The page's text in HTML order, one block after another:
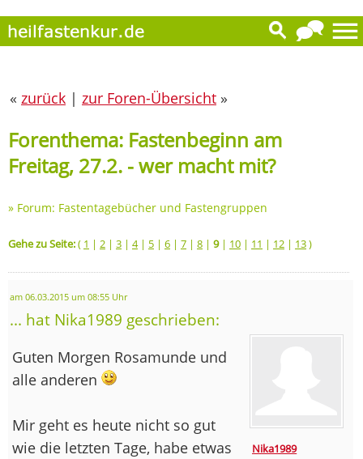
« zurück | zur Foren-Übersicht »
Forenthema: Fastenbeginn am
Freitag, 27.2. - wer macht mit?
» Forum: Fastentagebücher und Fastengruppen
Gehe zu Seite:( 1 | 2 | 3 | 4| 5 | 6 | 7 | 8 | 9| 10 | 11 | 12 | 13)
am 06.03.2015 um 08:55 Uhr
... hat Nika1989 geschrieben:
Nika1989
Guten Morgen Rosamunde und
alle anderen
Mir geht es heute nicht so gut
wie die letzten Tage, habe etwas